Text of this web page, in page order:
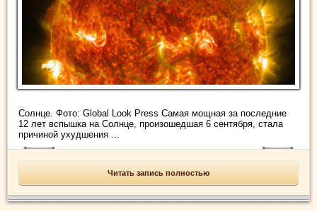
Солнце. Фото: Global Look Press Самая мощная за последние
12 лет вспышка на Солнце, произошедшая 6 сентября, стала
причиной ухудшения ...
Читать запись полностью